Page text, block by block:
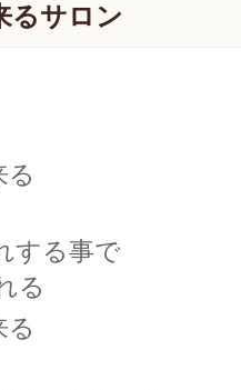
るサロン
する事で
る